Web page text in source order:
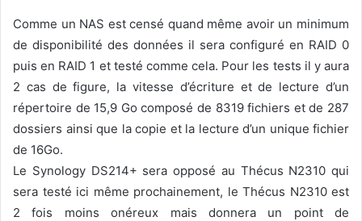
Comme un NAS est censé quand même avoir un minimum
de disponibilité des données il sera configuré en RAID 0
puis en RAID 1 et testé comme cela. Pour les tests il y aura
2 cas de figure, la vitesse d’écriture et de lecture d’un
répertoire de 15,9 Go composé de 8319 fichiers et de 287
dossiers ainsi que la copie et la lecture d’un unique fichier
de 16Go.
Le Synology DS214+ sera opposé au Thécus N2310 qui
sera testé ici même prochainement, le Thécus N2310 est
2 fois moins onéreux mais donnera un point de